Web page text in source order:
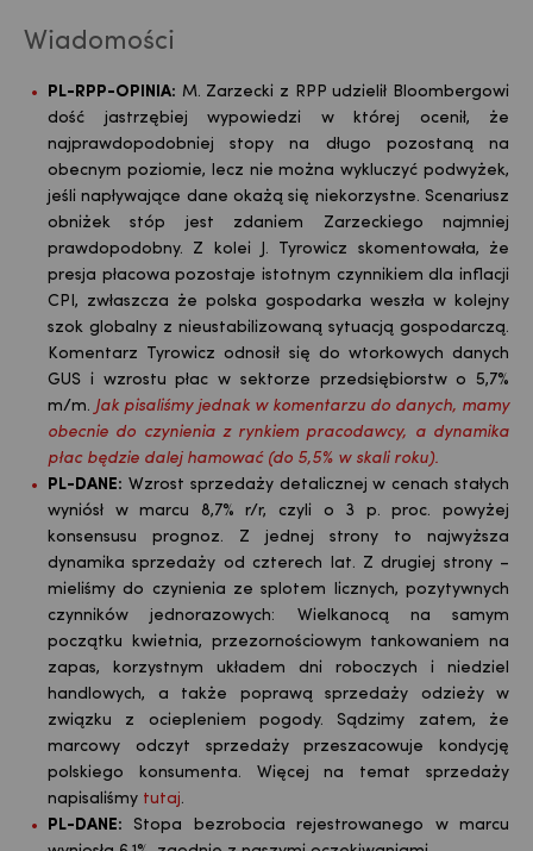
Wiadomości
PL-RPP-OPINIA: M. Zarzecki z RPP udzielił Bloombergowi
dość jastrzębiej wypowiedzi w której ocenił, że
najprawdopodobniej stopy na długo pozostaną na
obecnym poziomie, lecz nie można wykluczyć podwyżek,
jeśli napływające dane okażą się niekorzystne. Scenariusz
obniżek stóp jest zdaniem Zarzeckiego najmniej
prawdopodobny. Z kolei J. Tyrowicz skomentowała, że
presja płacowa pozostaje istotnym czynnikiem dla inflacji
CPI, zwłaszcza że polska gospodarka weszła w kolejny
szok globalny z nieustabilizowaną sytuacją gospodarczą.
Komentarz Tyrowicz odnosił się do wtorkowych danych
GUS i wzrostu płac w sektorze przedsiębiorstw o 5,7%
m/m. Jak pisaliśmy jednak w komentarzu do danych, mamy
obecnie do czynienia z rynkiem pracodawcy, a dynamika
płac będzie dalej hamować (do 5,5% w skali roku).
PL-DANE: Wzrost sprzedaży detalicznej w cenach stałych
wyniósł w marcu 8,7% r/r, czyli o 3 p. proc. powyżej
konsensusu prognoz. Z jednej strony to najwyższa
dynamika sprzedaży od czterech lat. Z drugiej strony –
mieliśmy do czynienia ze splotem licznych, pozytywnych
czynników jednorazowych: Wielkanocą na samym
początku kwietnia, przezornościowym tankowaniem na
zapas, korzystnym układem dni roboczych i niedziel
handlowych, a także poprawą sprzedaży odzieży w
związku z ociepleniem pogody. Sądzimy zatem, że
marcowy odczyt sprzedaży przeszacowuje kondycję
polskiego konsumenta. Więcej na temat sprzedaży
napisaliśmy tutaj.
PL-DANE:
Stopa bezrobocia rejestrowanego w marcu